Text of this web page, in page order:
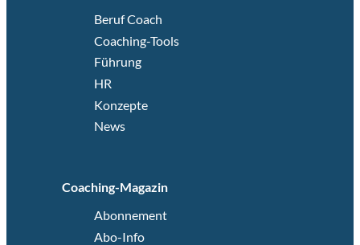
Beruf Coach
Coaching-Tools
Führung
HR
Konzepte
News
Coaching-Magazin
Abonnement
Abo-Info